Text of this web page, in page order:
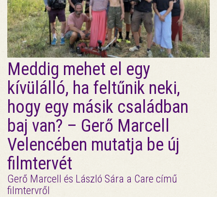
Meddig mehet el egy
kívülálló, ha feltűnik neki,
hogy egy másik családban
baj van? – Gerő Marcell
Velencében mutatja be új
filmtervét
Gerő Marcell és László Sára a Care című
filmtervről